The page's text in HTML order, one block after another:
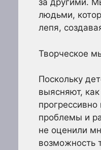
за другими.
людьми,
лепя,
Творческое
Поскольку
выясняют,
проблемы и
не оценили
возможность